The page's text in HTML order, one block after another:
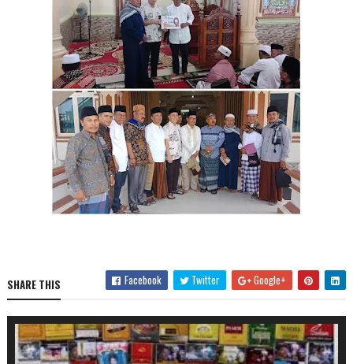
SHARE THIS Facebook Twitter Google+